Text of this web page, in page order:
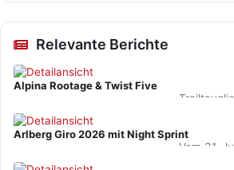
Relevante Berichte
Alpina Rootage & Twist Five
Five
Arlberg Giro 2026 mit Night Sprint
Vom 31.